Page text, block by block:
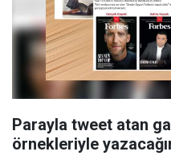
Parayla tweet atan
örnekleriyle